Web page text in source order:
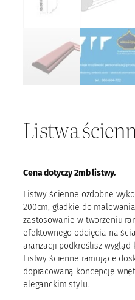
Listwa
Cena dotyczy 2mb listwy.
Listwy ścienne ozdobne
200cm, gładkie do
zastosowanie w tworzeniu
efektownego odcięcia na
aranżacji podkreślisz wygląd
Listwy ścienne ramujące
dopracowaną koncepcję
eleganckim stylu.